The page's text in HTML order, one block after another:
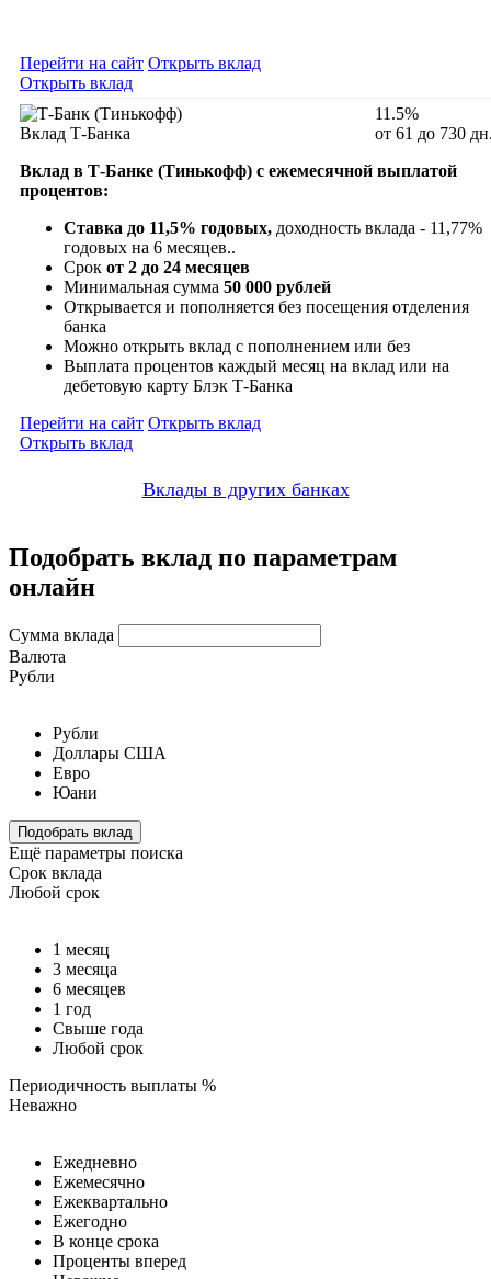
Перейти на сайт Открыть вклад
Открыть вклад
Вклад Т-Банка
11.5%
от 61 до 730
Вклад в Т-Банке (Тинькофф) с ежемесячной выплатой
процентов:
Ставка до 11,5% годовых, доходность вклада - 11,77%
годовых на 6 месяцев..
Срок от 2 до 24 месяцев
Минимальная сумма 50 000 рублей
Открывается и пополняется без посещения отделения
банка
Можно открыть вклад с пополнением или без
Выплата процентов каждый месяц на вклад или на
дебетовую карту Блэк Т-Банка
Перейти на сайт Открыть вклад
Открыть вклад
Вклады в других банках
Подобрать вклад по параметрам
онлайн
Сумма вклада
Валюта
Рубли
Рубли
Доллары США
Евро
Юани
Подобрать вклад
Ещё параметры поиска
Срок вклада
Любой срок
1 месяц
3 месяца
6 месяцев
1 год
Свыше года
Любой срок
Периодичность выплаты %
Неважно
Ежедневно
Ежемесячно
Ежеквартально
Ежегодно
В конце срока
Проценты вперед